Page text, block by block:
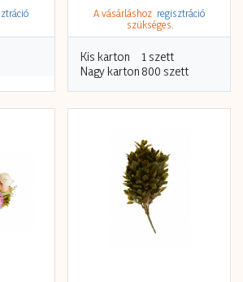
A vásárláshoz regisztráció
szükséges.
Kis karton
1 szett
Nagy karton 800 szett